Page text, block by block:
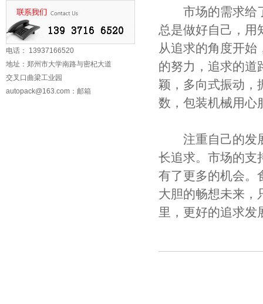
电话： 13937166520
地址：郑州市大学南路与密杞大道
交叉口曲梁工业园
autopack@163.com ：邮箱
市场的需求给了
总是做好自己，用
从追求的角度开
的努力，追求的道
颖，多向式振动，
数，包装机械用心
注重自己的发展
长追求。市场的支
有了更多的机会。
大胆的畅想未来，
里，更好的追求发